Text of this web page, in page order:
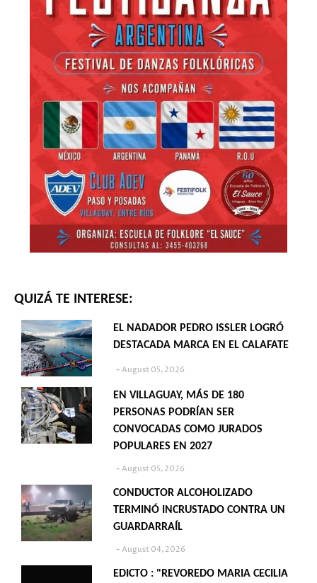
QUIZÁ TE INTERESE:
EL NADADOR PEDRO ISSLER LOGRÓ
DESTACADA MARCA EN EL CALAFATE
August 05, 2026
EN VILLAGUAY, MÁS DE 180
PERSONAS PODRÍAN SER
CONVOCADAS COMO JURADOS
POPULARES EN 2027
August 05, 2026
CONDUCTOR ALCOHOLIZADO
TERMINÓ INCRUSTADO CONTRA UN
GUARDARRAÍL
August 04, 2026
EDICTO : "REVOREDO MARIA CECILIA